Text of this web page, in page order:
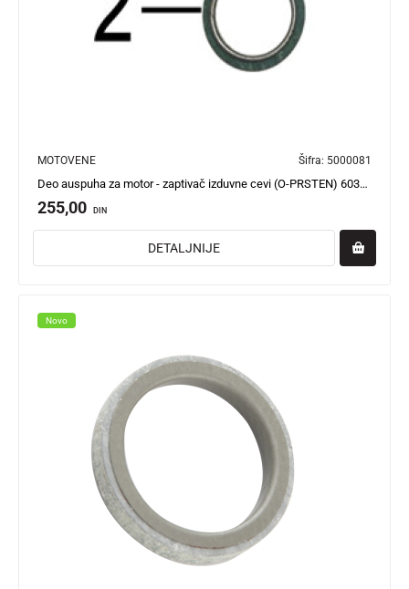
MOTOVENE Šifra: 5000081
Deo auspuha za motor - zaptivač izduvne cevi (O-PRSTEN) 6030-49-00000 Torino JOG-B
255,00 DIN
DETALJNIJE
Novo